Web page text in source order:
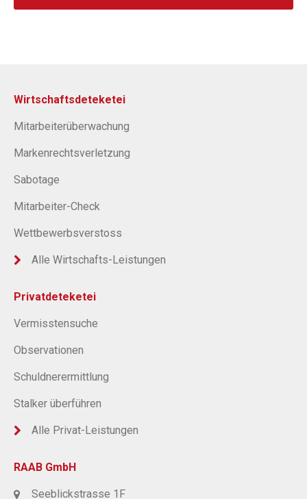
Wirtschaftsdeteketei
Mitarbeiterüberwachung
Markenrechtsverletzung
Sabotage
Mitarbeiter-Check
Wettbewerbsverstoss
Alle Wirtschafts-Leistungen
Privatdeteketei
Vermisstensuche
Observationen
Schuldnerermittlung
Stalker überführen
Alle Privat-Leistungen
RAAB GmbH
Seeblickstrasse 1F